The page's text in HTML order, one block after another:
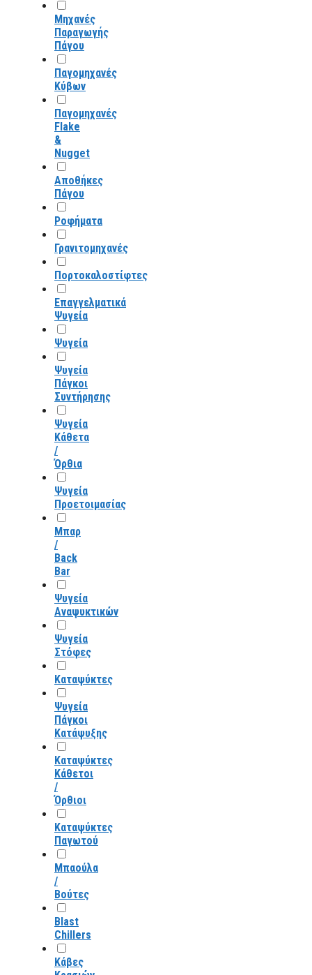
Μηχανές
Παραγωγής
Πάγου
Παγομηχανές
Κύβων
Παγομηχανές
Flake
&
Nugget
Αποθήκες
Πάγου
Ροφήματα
Γρανιτομηχανές
Πορτοκαλοστίφτες
Επαγγελματικά
Ψυγεία
Ψυγεία
Ψυγεία
Πάγκοι
Συντήρησης
Ψυγεία
Κάθετα
/
Όρθια
Ψυγεία
Προετοιμασίας
Μπαρ
/
Back
Bar
Ψυγεία
Αναψυκτικών
Ψυγεία
Στόφες
Καταψύκτες
Ψυγεία
Πάγκοι
Κατάψυξης
Καταψύκτες
Κάθετοι
/
Όρθιοι
Καταψύκτες
Παγωτού
Μπαούλα
/
Βούτες
Blast
Chillers
Κάβες